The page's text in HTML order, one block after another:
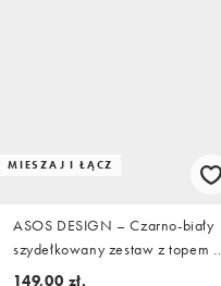
MIESZAJ I ŁĄCZ
ASOS DESIGN – Czarno-biały
szydełkowany zestaw z topem z
dekoltem halter i haftowanym
149,00 zł.